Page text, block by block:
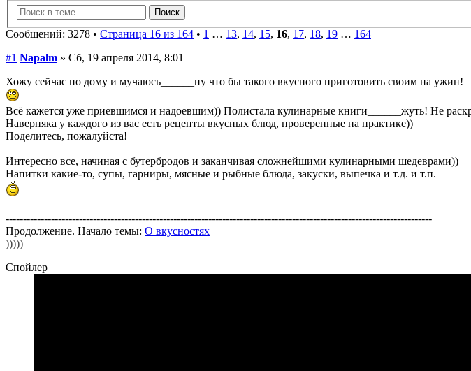
Сообщений: 3278 • Страница 16 из 164 • 1 … 13, 14, 15, 16, 17, 18, 19 … 164
#1 Napalm » Сб, 19 апреля 2014, 8:01
Хожу сейчас по дому и мучаюсь______ну что бы такого вкусного приготовить своим на ужин!
Всё кажется уже приевшимся и надоевшим)) Полистала кулинарные книги______жуть! Не
Наверняка у каждого из вас есть рецепты вкусных блюд, проверенные на практике))
Поделитесь, пожалуйста!
Интересно все, начиная с бутербродов и заканчивая сложнейшими кулинарными шедеврами))
Напитки какие-то, супы, гарниры, мясные и рыбные блюда, закуски, выпечка и т.д. и т.п.
--------------------------------------------------------------------------------------------------------------------------
Продолжение. Начало темы: О вкусностях
)))))
Спойлер